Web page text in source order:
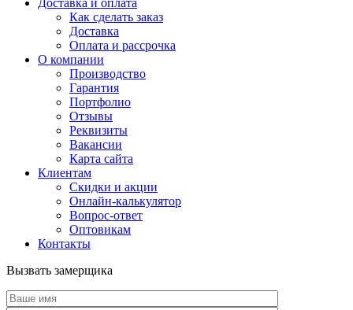
Доставка и оплата
Как сделать заказ
Доставка
Оплата и рассрочка
О компании
Производство
Гарантия
Портфолио
Отзывы
Реквизиты
Вакансии
Карта сайта
Клиентам
Скидки и акции
Онлайн-калькулятор
Вопрос-ответ
Оптовикам
Контакты
Вызвать замерщика